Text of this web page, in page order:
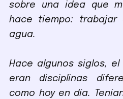
sobre una idea que
hace tiempo: trabajar
agua.
Hace algunos siglos,
eran disciplinas
como hoy en día.